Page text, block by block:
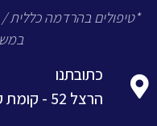
*טיפולים בהרדמה כללית /
כתובתנו
הרצל 52 - קומת קרקע, ראשון לציון